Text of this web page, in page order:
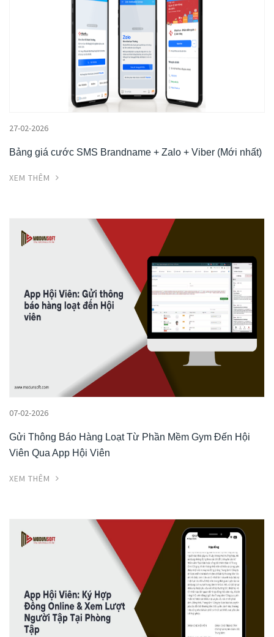
27-02-2026
Bảng giá cước SMS Brandname + Zalo + Viber (Mới nhất)
XEM THÊM
07-02-2026
Gửi Thông Báo Hàng Loạt Từ Phần Mềm Gym Đến Hội
Viên Qua App Hội Viên
XEM THÊM